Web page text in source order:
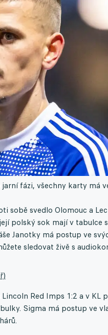
fázi, všechny karty má
sobě svedlo Olomouc a
polský sok mají v tabulce
Janotky má postup ve
sledovat živě s
Red Imps 1:2 a v KL
Sigma má postup ve